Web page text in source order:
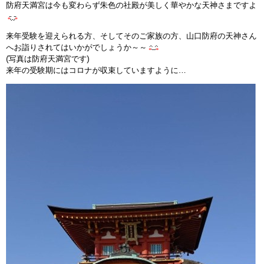
防府天満宮は今も変わらず朱色の社殿が美しく華やかな天神さまですよ
来年受験を迎えられる方、そしてそのご家族の方、山口防府の天神さん
へお詣りされてはいかがでしょうか～～
(写真は防府天満宮です)
来年の受験期にはコロナが収束していますように…
スタッフブログ